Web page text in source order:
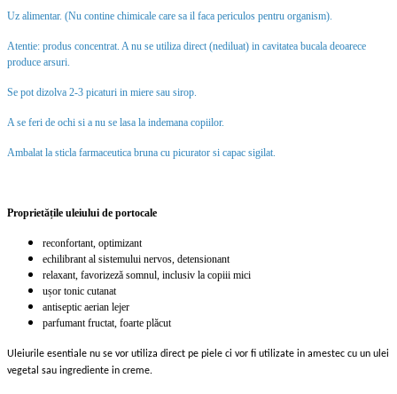
Uz alimentar. (Nu contine chimicale care sa il faca periculos pentru organism).
Atentie: produs concentrat. A nu se utiliza direct (nediluat) in cavitatea bucala deoarece
produce arsuri.
Se pot dizolva 2-3 picaturi in miere sau sirop.
A se feri de ochi si a nu se lasa la indemana copiilor.
Ambalat la sticla farmaceutica bruna cu picurator si capac sigilat.
Proprietățile uleiului de portocale
reconfortant, optimizant
echilibrant al sistemului nervos, detensionant
relaxant, favorizeză somnul, inclusiv la copiii mici
ușor tonic cutanat
antiseptic aerian lejer
parfumant fructat, foarte plăcut
Uleiurile esentiale nu se vor utiliza direct pe piele ci vor fi utilizate in amestec cu un ulei
vegetal sau ingrediente in creme.